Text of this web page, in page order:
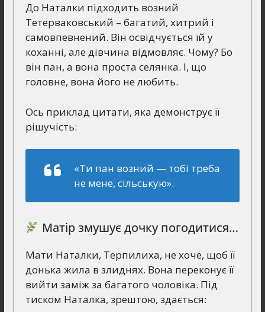
До Наталки підходить возний
Тетерваковський – багатий, хитрий і
самовпевнений. Він освідчується їй у
коханні, але дівчина відмовляє. Чому? Бо
він пан, а вона проста селянка. І, що
головне, вона його не любить.
Ось приклад цитати, яка демонструє її
рішучість:
«Ти пан возний — тобі треба
не мене, сільськую».
Матір змушує дочку погодитися…
Мати Наталки, Терпилиха, не хоче, щоб її
донька жила в злиднях. Вона переконує її
вийти заміж за багатого чоловіка. Під
тиском Наталка, зрештою, здається: